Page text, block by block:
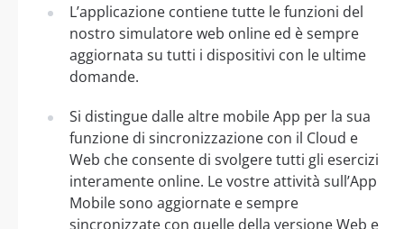
L’applicazione contiene tutte le funzioni del
nostro simulatore web online ed è sempre
aggiornata su tutti i dispositivi con le ultime
domande.
Si distingue dalle altre mobile App per la sua
funzione di sincronizzazione con il Cloud e
Web che consente di svolgere tutti gli esercizi
interamente online. Le vostre attività sull’App
Mobile sono aggiornate e sempre
sincronizzate con quelle della versione Web e